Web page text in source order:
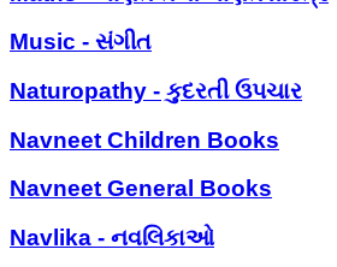
Music - સંગીત
Naturopathy - કુદરતી ઉપચાર
Navneet Children Books
Navneet General Books
Navlika - નવલિકાઓ